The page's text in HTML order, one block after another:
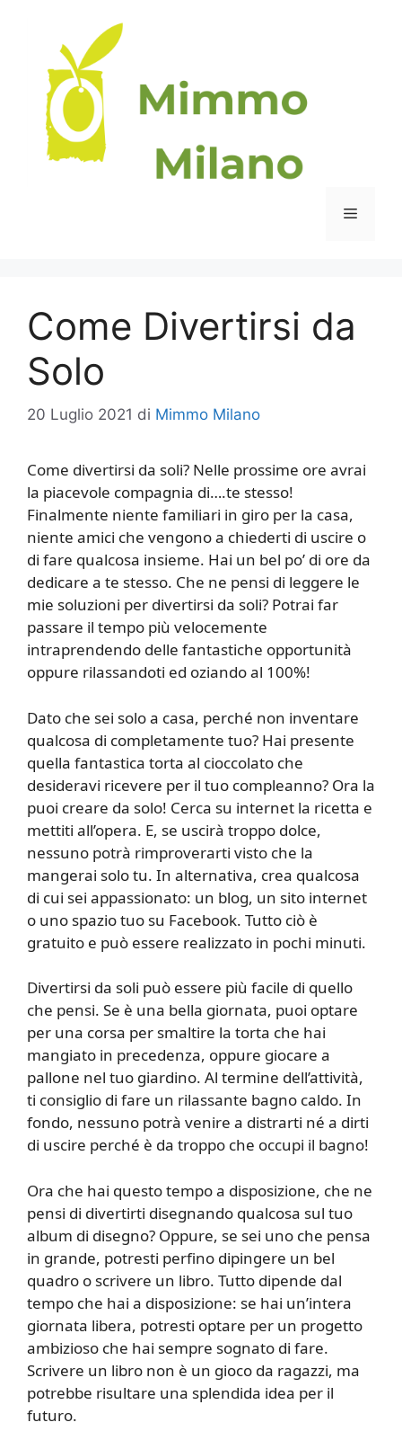
contenuto
Menu
Come Divertirsi da
Solo
20 Luglio 2021 di Mimmo Milano
Come divertirsi da soli? Nelle prossime ore avrai
la piacevole compagnia di….te stesso!
Finalmente niente familiari in giro per la casa,
niente amici che vengono a chiederti di uscire o
di fare qualcosa insieme. Hai un bel po’ di ore da
dedicare a te stesso. Che ne pensi di leggere le
mie soluzioni per divertirsi da soli? Potrai far
passare il tempo più velocemente
intraprendendo delle fantastiche opportunità
oppure rilassandoti ed oziando al 100%!
Dato che sei solo a casa, perché non inventare
qualcosa di completamente tuo? Hai presente
quella fantastica torta al cioccolato che
desideravi ricevere per il tuo compleanno? Ora la
puoi creare da solo! Cerca su internet la ricetta e
mettiti all’opera. E, se uscirà troppo dolce,
nessuno potrà rimproverarti visto che la
mangerai solo tu. In alternativa, crea qualcosa
di cui sei appassionato: un blog, un sito internet
o uno spazio tuo su Facebook. Tutto ciò è
gratuito e può essere realizzato in pochi minuti.
Divertirsi da soli può essere più facile di quello
che pensi. Se è una bella giornata, puoi optare
per una corsa per smaltire la torta che hai
mangiato in precedenza, oppure giocare a
pallone nel tuo giardino. Al termine dell’attività,
ti consiglio di fare un rilassante bagno caldo. In
fondo, nessuno potrà venire a distrarti né a dirti
di uscire perché è da troppo che occupi il bagno!
Ora che hai questo tempo a disposizione, che ne
pensi di divertirti disegnando qualcosa sul tuo
album di disegno? Oppure, se sei uno che pensa
in grande, potresti perfino dipingere un bel
quadro o scrivere un libro. Tutto dipende dal
tempo che hai a disposizione: se hai un’intera
giornata libera, potresti optare per un progetto
ambizioso che hai sempre sognato di fare.
Scrivere un libro non è un gioco da ragazzi, ma
potrebbe risultare una splendida idea per il
futuro.